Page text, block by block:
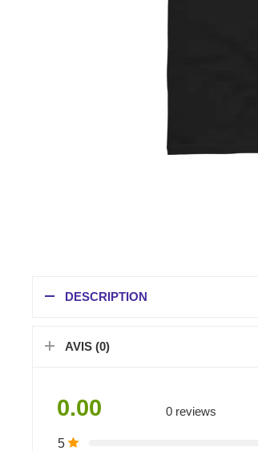
DESCRIPTION
AVIS (0)
0.00 0 reviews
5